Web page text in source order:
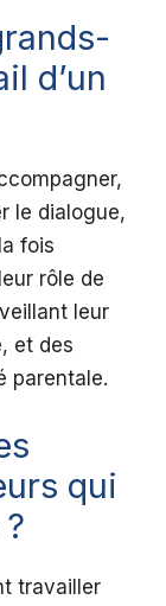
d’un
le dialogue,
fois
rôle de
leur
et des
parentale.
qui
travailler